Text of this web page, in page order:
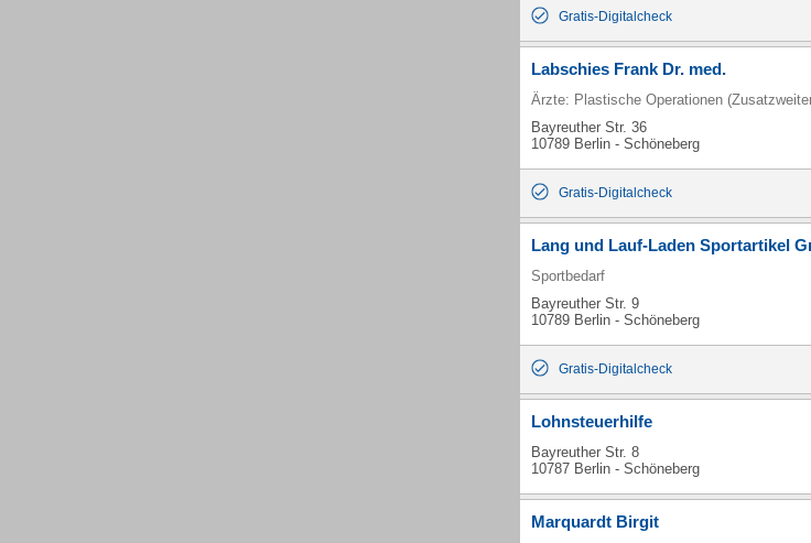
Gratis-Digitalcheck
Labschies Frank Dr. med.
Ärzte: Plastische Operationen
Bayreuther Str. 36
10789 Berlin - Schöneberg
Gratis-Digitalcheck
Lang und Lauf-Laden Sportartikel
Sportbedarf
Bayreuther Str. 9
10789 Berlin - Schöneberg
Gratis-Digitalcheck
Lohnsteuerhilfe
Bayreuther Str. 8
10787 Berlin - Schöneberg
Marquardt Birgit